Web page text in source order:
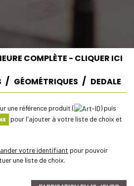
COMPLÈTE - CLIQUER ICI
GÉOMÉTRIQUES DEDALE
une référence produit (
) puis
pour l'ajouter à votre liste de choix et
votre identifiant pour pouvoir
une liste de choix.